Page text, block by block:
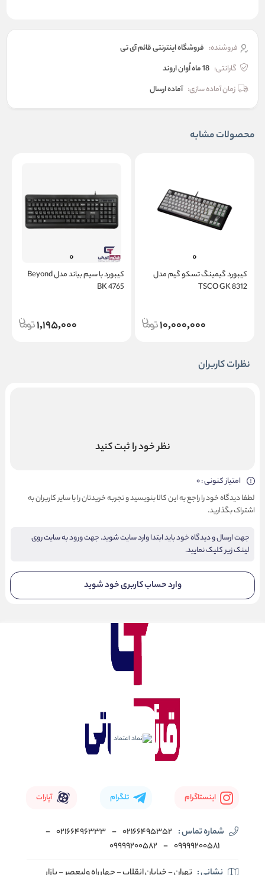
فروشنده: فروشگاه اینترنتی قائم آی تی
گارانتی: 18 ماه اُوان اروند
زمان آماده سازی: آماده ارسال
محصولات مشابه
کیبورد گیمینگ تسکو گیم مدل
TSCO GK 8312
10,000,000
کیبورد با سیم بیاند مدل Beyond
BK 4765
1,195,000
نظرات کاربران
نظر خود را ثبت کنید
امتیاز کنونی : 0
لطفا دیدگاه خود را راجع به این کالا بنویسید و تجربه خریدتان را با سایر کاربران به
اشتراک بگذارید.
جهت ارسال و دیدگاه خود باید ابتدا وارد سایت شوید. جهت ورود به سایت روی
لینک زیر کلیک نمایید.
وارد حساب کاربری خود شوید
اینستاگرام تلگرام آپارات
شماره تماس : 02166495352
-
02166496333
-
09999200581
-
09999200582